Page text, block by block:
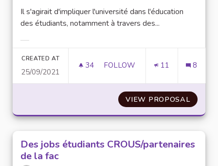
Il s'agirait d'impliquer l'université dans l'éducation
des étudiants, notamment à travers des...
CREATED AT
25/09/2021
34 34 FOLLOWERS
FOLLOW 11 8
VIEW PROPOSAL
Des jobs étudiants CROUS/partenaires
de la fac